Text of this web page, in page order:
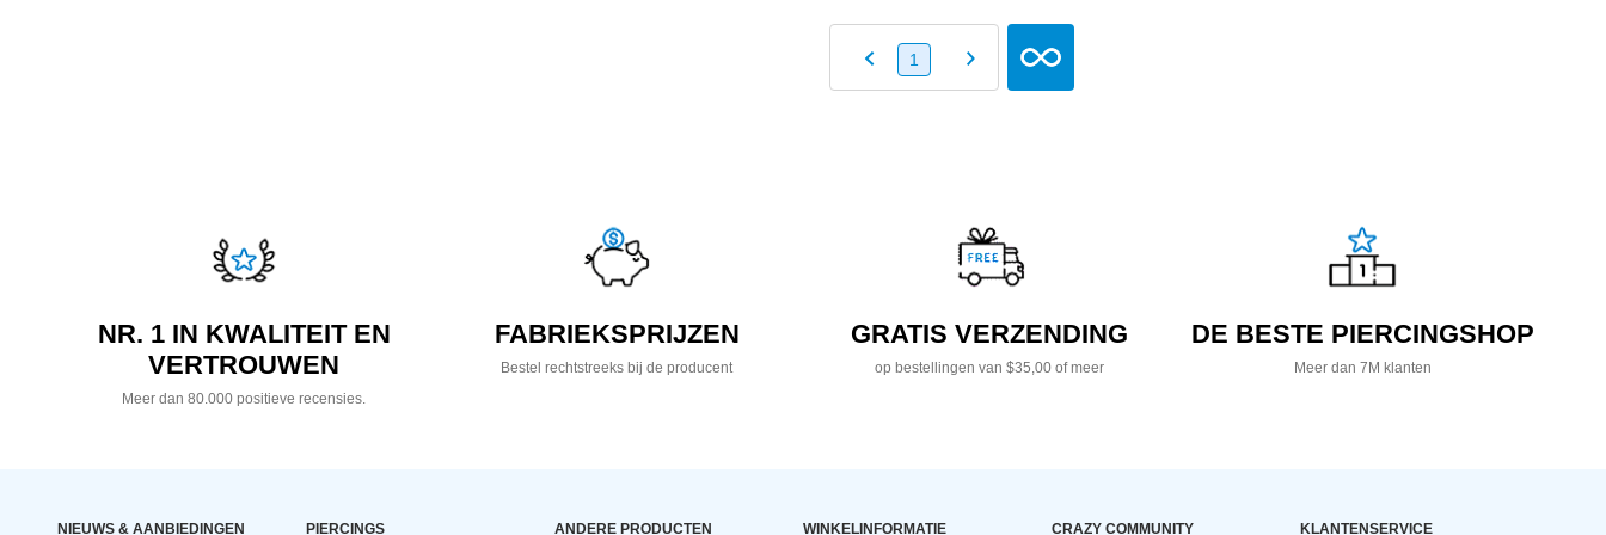
1
NR. 1 IN KWALITEIT EN
VERTROUWEN
Meer dan 80.000 positieve recensies.
FABRIEKSPRIJZEN
Bestel rechtstreeks bij de producent
GRATIS VERZENDING
op bestellingen van $35,00 of meer
DE BESTE PIERCINGSHOP
Meer dan 7M klanten
NIEUWS & AANBIEDINGEN PIERCINGS ANDERE PRODUCTEN WINKELINFORMATIE CRAZY COMMUNITY KLANTENSERVICE